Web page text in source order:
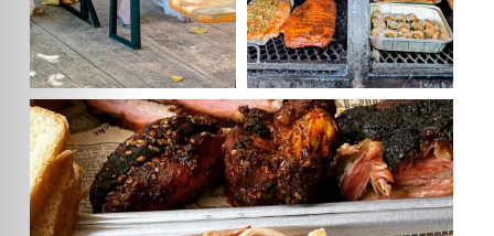
damelabrasa
Pasar horas junto al ahumador con este calor es...
Jun 24